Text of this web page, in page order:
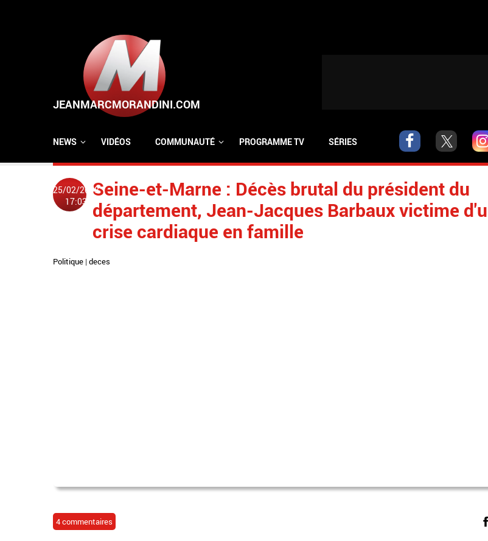
NEWS VIDÉOS COMMUNAUTÉ PROGRAMME TV SÉRIES
25/02/2018
17:03
Seine-et-Marne : Décès brutal du président du
département, Jean-Jacques Barbaux victime
crise cardiaque en famille
Politique | deces
4 commentaires